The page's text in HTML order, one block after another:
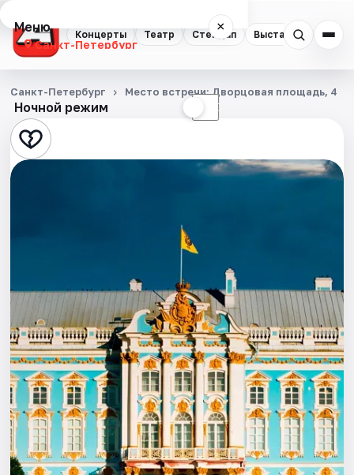
Концерты Театр Стендап Выставки
Меню ×
Санкт-Петербург
Концерты
Театр
Стендап
Спорт
События
Города
Площадки
Артисты
Ночной режим ☾
Санкт-Петербург Место встречи: Дворцовая площадь, 4